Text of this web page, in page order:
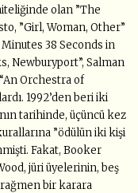
olan ”The
”Girl, Woman, Other”
Minutes 38 Seconds in
Newburyport”, Salman
Orchestra of
1992’den beri iki
tarihinde, üçüncü kez
”ödülün iki kişi
Fakat, Booker
jüri üyelerinin, beş
bir karara